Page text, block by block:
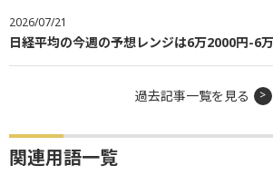
2026/07/21
日経平均の今週の予想レンジは6万2000円-6
過去記事一覧を見る
関連用語一覧